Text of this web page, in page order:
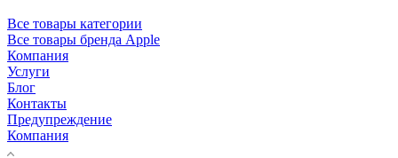
Все товары категории
Все товары бренда Apple
Компания
Услуги
Блог
Контакты
Предупреждение
Компания